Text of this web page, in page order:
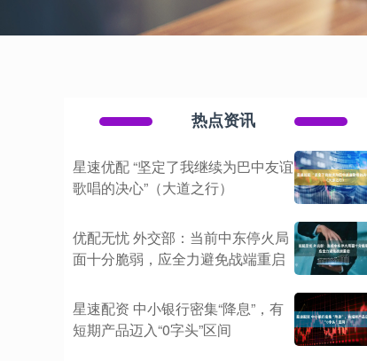
热点资讯
星速优配 “坚定了我继续为巴中友谊
歌唱的决心”（大道之行）
优配无忧 外交部：当前中东停火局
面十分脆弱，应全力避免战端重启
星速配资 中小银行密集“降息”，有
短期产品迈入“0字头”区间